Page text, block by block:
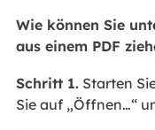
Wie können Sie
aus einem PDF
Schritt 1.Starten
Sie auf „Öffnen…“